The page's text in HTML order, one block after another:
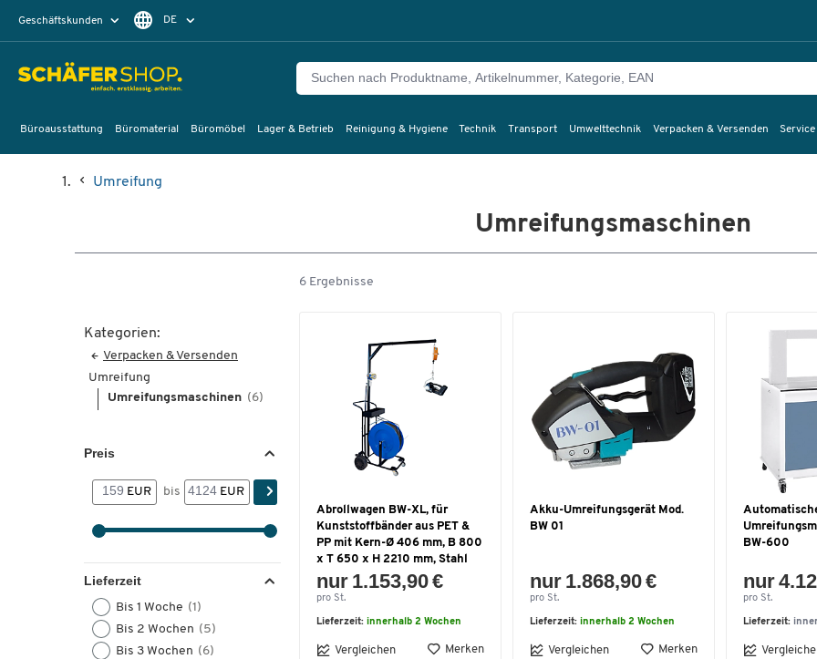
Geschäftskunden DE
Büroausstattung Büromaterial Büromöbel Lager & Betrieb Reinigung & Hygiene Technik Transport Umwelttechnik Verpacken & Versenden
Umreifung
Umreifungsmaschinen
Kategorien:
Verpacken & Versenden
Umreifung
Umreifungsmaschinen (6)
Preis
EUR bis EUR
Lieferzeit
Bis 1 Woche (1)
Bis 2 Wochen (5)
Bis 3 Wochen (6)
6 Ergebnisse
Abrollwagen BW-XL, für
Kunststoffbänder aus PET &
PP mit Kern-Ø 406 mm, B 800
x T 650 x H 2210 mm, Stahl
nur 1.153,90 €
pro St.
Lieferzeit: innerhalb 2 Wochen
Vergleichen Merken
Akku-Umreifungsgerät Mod.
BW 01
nur 1.868,90 €
pro St.
Lieferzeit: innerhalb 2 Wochen
Vergleichen Merken
BW-600
nur
pro St.
Lieferzeit: